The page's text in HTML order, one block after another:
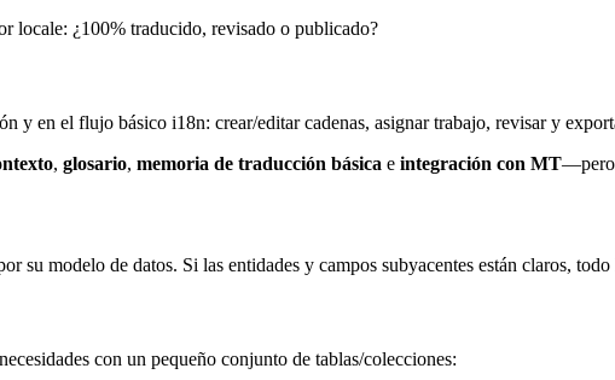
locale: ¿100% traducido, revisado o publicado?
y en el flujo básico i18n: crear/editar cadenas, asignar trabajo, revisar y
, glosario, memoria de traducción básica e integración con MT—pero
su modelo de datos. Si las entidades y campos subyacentes están claros,
con un pequeño conjunto de tablas/colecciones: